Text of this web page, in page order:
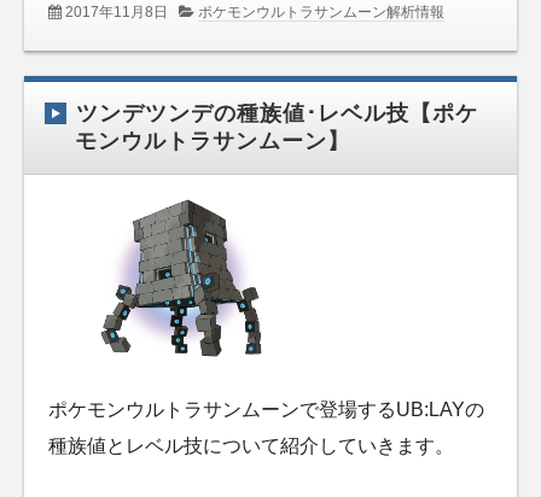
2017年11月8日 ポケモンウルトラサンムーン解析情報
ツンデツンデの種族値･レベル技【ポケ
モンウルトラサンムーン】
ポケモンウルトラサンムーンで登場するUB:LAYの
種族値とレベル技について紹介していきます。